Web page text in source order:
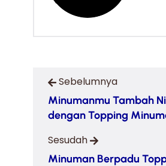
Sebelumnya
Minumanmu Tambah
dengan Topping
Sesudah
Minuman Berpadu